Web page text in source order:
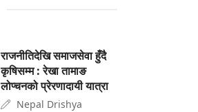
राजनीतिदेखि समाजसेवा हुँदै
कृषिसम्म : रेखा तामाङ
लोप्चनको प्रेरणादायी यात्रा
Nepal Drishya